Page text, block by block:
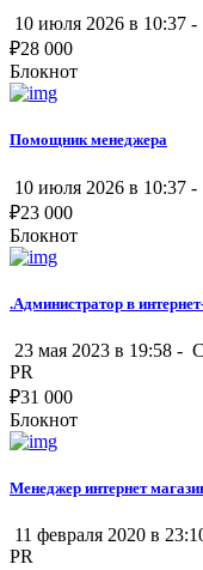
10 июля 2026 в 10:37 -
₽28 000
Блокнот
Помощник менеджера
10 июля 2026 в 10:37 -
₽23 000
Блокнот
.Администратор в
23 мая 2023 в 19:58 -
PR
₽31 000
Блокнот
Менеджер интернет
11 февраля 2020 в
PR